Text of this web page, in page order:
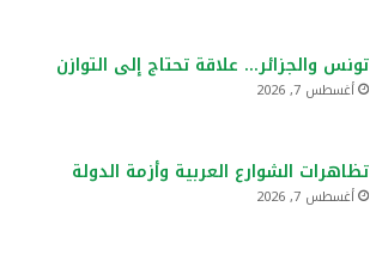
تونس والجزائر… علاقة تحتاج إلى التوازن
أغسطس 7, 2026
تظاهرات الشوارع العربية وأزمة الدولة
أغسطس 7, 2026